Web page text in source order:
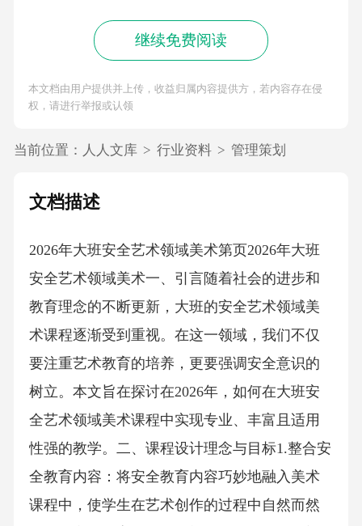
继续免费阅读
本文档由用户提供并上传，收益归属内容提供方，若内容存在侵
权，请进行举报或认领
当前位置： 人人文库 > 行业资料 > 管理策划
文档描述
2026年大班安全艺术领域美术第页2026年大班
安全艺术领域美术一、引言随着社会的进步和
教育理念的不断更新，大班的安全艺术领域美
术课程逐渐受到重视。在这一领域，我们不仅
要注重艺术教育的培养，更要强调安全意识的
树立。本文旨在探讨在2026年，如何在大班安
全艺术领域美术课程中实现专业、丰富且适用
性强的教学。二、课程设计理念与目标1.整合安
全教育内容：将安全教育内容巧妙地融入美术
课程中，使学生在艺术创作的过程中自然而然